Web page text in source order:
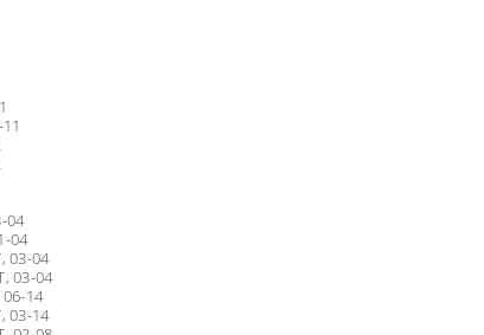
04
04
03-04
03-04
06-14
03-14